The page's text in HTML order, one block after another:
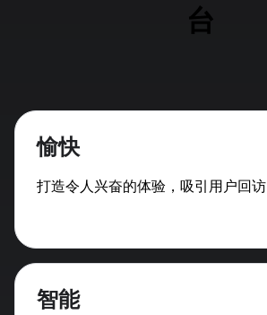
台
愉快
打造令人兴奋的体验，吸引用户回访
智能